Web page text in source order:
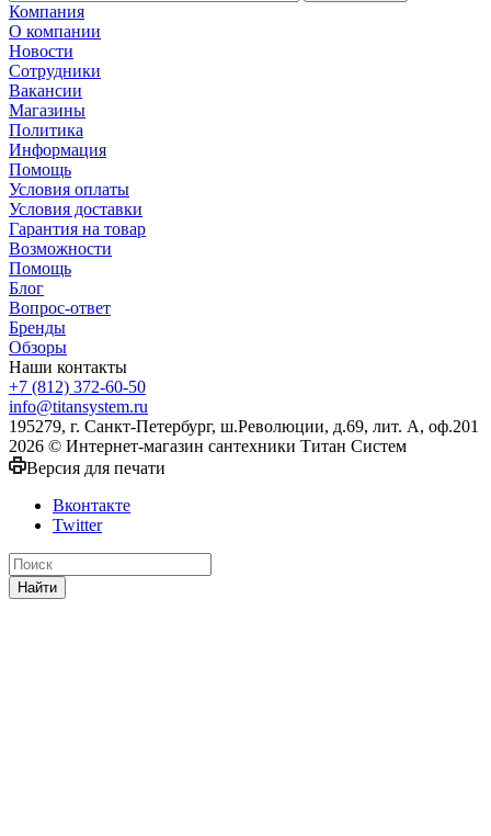
Компания
О компании
Новости
Сотрудники
Вакансии
Магазины
Политика
Информация
Помощь
Условия оплаты
Условия доставки
Гарантия на товар
Возможности
Помощь
Блог
Вопрос-ответ
Бренды
Обзоры
Наши контакты
+7 (812) 372-60-50
info@titansystem.ru
195279, г. Санкт-Петербург, ш.Революции, д.69, лит. А, оф.201
2026 © Интернет-магазин сантехники Титан Систем
Версия для печати
Вконтакте
Twitter
Найти